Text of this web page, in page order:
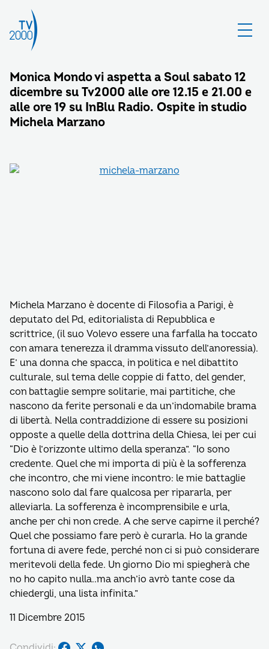
Monica Mondo vi aspetta a Soul sabato 12
dicembre su Tv2000 alle ore 12.15 e 21.00 e
alle ore 19 su InBlu Radio. Ospite in studio
Michela Marzano
Michela Marzano è docente di Filosofia a Parigi, è
deputato del Pd, editorialista di Repubblica e
scrittrice, (il suo Volevo essere una farfalla ha toccato
con amara tenerezza il dramma vissuto dell’anoressia).
E’ una donna che spacca, in politica e nel dibattito
culturale, sul tema delle coppie di fatto, del gender,
con battaglie sempre solitarie, mai partitiche, che
nascono da ferite personali e da un’indomabile brama
di libertà. Nella contraddizione di essere su posizioni
opposte a quelle della dottrina della Chiesa, lei per cui
“Dio è l’orizzonte ultimo della speranza”. “Io sono
credente. Quel che mi importa di più è la sofferenza
che incontro, che mi viene incontro: le mie battaglie
nascono solo dal fare qualcosa per ripararla, per
alleviarla. La sofferenza è incomprensibile e urla,
anche per chi non crede. A che serve capirne il perché?
Quel che possiamo fare però è curarla. Ho la grande
fortuna di avere fede, perché non ci si può considerare
meritevoli della fede. Un giorno Dio mi spiegherà che
no ho capito nulla..ma anch’io avrò tante cose da
chiedergli, una lista infinita.”
11 Dicembre 2015